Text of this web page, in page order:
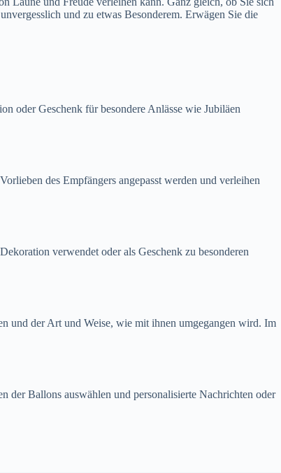
und zu etwas Besonderem. Erwägen Sie die
oder Geschenk für besondere Anlässe wie Jubiläen
des Empfängers angepasst werden und verleihen
verwendet oder als Geschenk zu besonderen
und der Art und Weise, wie mit ihnen umgegangen wird. Im
der Ballons auswählen und personalisierte Nachrichten oder